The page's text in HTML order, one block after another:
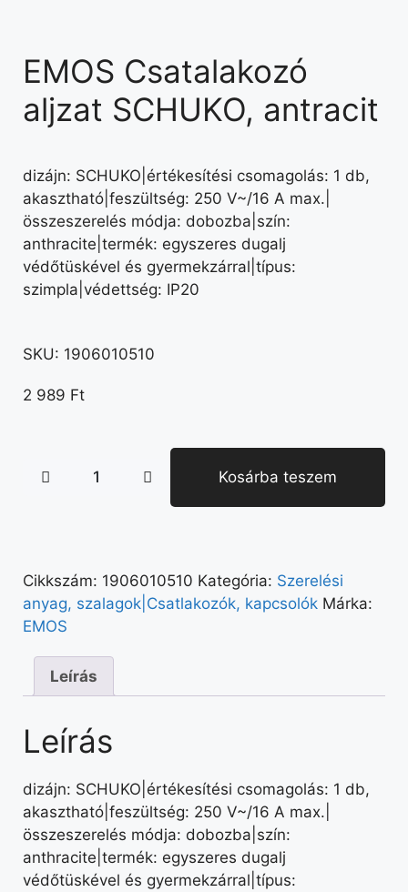
EMOS Csatalakozó
aljzat SCHUKO, antracit
dizájn: SCHUKO|értékesítési csomagolás: 1 db,
akasztható|feszültség: 250 V~/16 A max.|
összeszerelés módja: dobozba|szín:
anthracite|termék: egyszeres dugalj
védőtüskével és gyermekzárral|típus:
szimpla|védettség: IP20
SKU: 1906010510
2 989 Ft
Kosárba teszem
Cikkszám: 1906010510 Kategória: Szerelési
anyag, szalagok|Csatlakozók, kapcsolók Márka:
EMOS
Leírás
Leírás
dizájn: SCHUKO|értékesítési csomagolás: 1 db,
akasztható|feszültség: 250 V~/16 A max.|
összeszerelés módja: dobozba|szín:
anthracite|termék: egyszeres dugalj
védőtüskével és gyermekzárral|típus: